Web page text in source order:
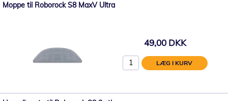
Moppe til Roborock S8 MaxV Ultra
49,00 DKK
LÆG I KURV